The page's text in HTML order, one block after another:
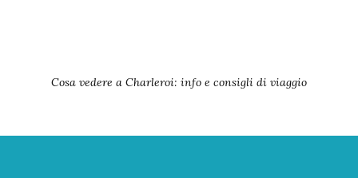
Cosa vedere a Charleroi: info e consigli di viaggio